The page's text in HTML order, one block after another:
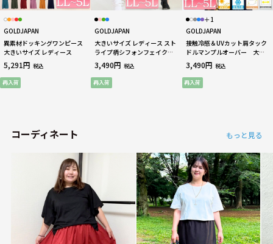
GOLDJAPAN
異素材ドッキングワンピース
大きいサイズ レディース
5,291円 税込
再入荷
GOLDJAPAN
大きいサイズ レディース スト
ライプ柄シフォンフェイクチ
ュニック
3,490円 税込
再入荷
＋1
GOLDJAPAN
接触冷感＆UVカット肩タック
ドルマンプルオーバー 大き
いサイズ レディース
3,490円 税込
再入荷
コーディネート もっと見る